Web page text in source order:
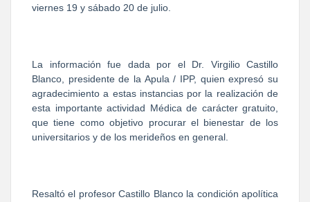
viernes 19 y sábado 20 de julio.
La información fue dada por el Dr. Virgilio Castillo
Blanco, presidente de la Apula / IPP, quien expresó su
agradecimiento a estas instancias por la realización de
esta importante actividad Médica de carácter gratuito,
que tiene como objetivo procurar el bienestar de los
universitarios y de los merideños en general.
Resaltó el profesor Castillo Blanco la condición apolítica